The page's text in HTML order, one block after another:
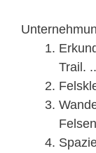
Trail.